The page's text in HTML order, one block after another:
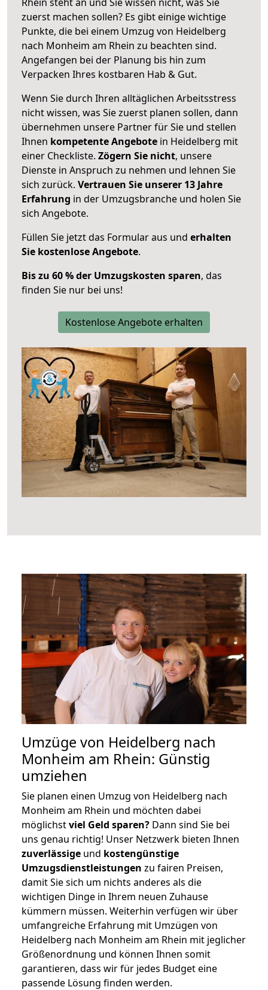
zuerst machen sollen? Es gibt einige wichtige
Punkte, die bei einem Umzug von Heidelberg
nach Monheim am Rhein zu beachten sind.
Angefangen bei der Planung bis hin zum
Verpacken Ihres kostbaren Hab & Gut.
Wenn Sie durch Ihren alltäglichen Arbeitsstress
nicht wissen, was Sie zuerst planen sollen, dann
übernehmen unsere Partner für Sie und stellen
Ihnen kompetente Angebote in Heidelberg mit
einer Checkliste. Zögern Sie nicht, unsere
Dienste in Anspruch zu nehmen und lehnen Sie
sich zurück. Vertrauen Sie unserer 13 Jahre
Erfahrung in der Umzugsbranche und holen Sie
sich Angebote.
Füllen Sie jetzt das Formular aus und erhalten
Sie kostenlose Angebote.
Bis zu 60 % der Umzugskosten sparen, das
finden Sie nur bei uns!
Kostenlose Angebote erhalten
Umzüge von Heidelberg nach
Monheim am Rhein: Günstig
umziehen
Sie planen einen Umzug von Heidelberg nach
Monheim am Rhein und möchten dabei
möglichstviel Geld sparen? Dann sind Sie bei
uns genau richtig! Unser Netzwerk bieten Ihnen
zuverlässige und kostengünstige
Umzugsdienstleistungen zu fairen Preisen,
damit Sie sich um nichts anderes als die
wichtigen Dinge in Ihrem neuen Zuhause
kümmern müssen. Weiterhin verfügen wir über
umfangreiche Erfahrung mit Umzügen von
Heidelberg nach Monheim am Rhein mit jeglicher
Größenordnung und können Ihnen somit
garantieren, dass wir für jedes Budget eine
passende Lösung finden werden.